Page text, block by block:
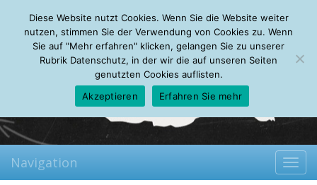
Sunday, 09.08.2026
Mein Account
About Autoren Leseempfehlungen FAQ
Navigation
Diese Website nutzt Cookies. Wenn Sie die Website weiter
nutzen, stimmen Sie der Verwendung von Cookies zu. Wenn
Sie auf "Mehr erfahren" klicken, gelangen Sie zu unserer
Rubrik Datenschutz, in der wir die auf unseren Seiten
genutzten Cookies auflisten.
Akzeptieren
Erfahren Sie mehr